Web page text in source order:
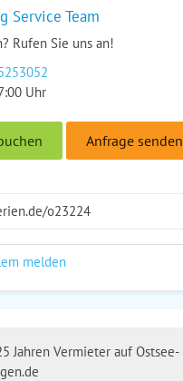
Service Team
Rufen Sie uns an!
Uhr
Anfrage senden
o23224
melden
Jahren Vermieter auf Ostsee-